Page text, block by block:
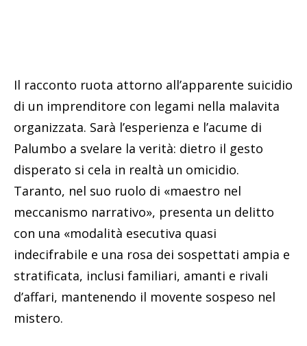
Il racconto ruota attorno all’apparente suicidio
di un imprenditore con legami nella malavita
organizzata. Sarà l’esperienza e l’acume di
Palumbo a svelare la verità: dietro il gesto
disperato si cela in realtà un omicidio.
Taranto, nel suo ruolo di «maestro nel
meccanismo narrativo», presenta un delitto
con una «modalità esecutiva quasi
indecifrabile e una rosa dei sospettati ampia e
stratificata, inclusi familiari, amanti e rivali
d’affari, mantenendo il movente sospeso nel
mistero.